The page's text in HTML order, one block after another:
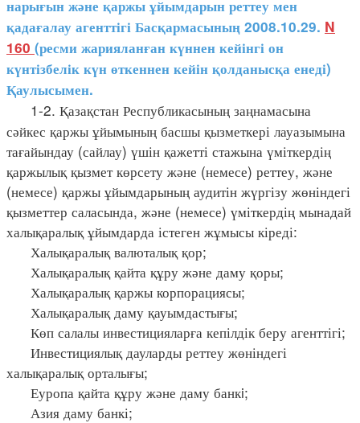
нарығын және қаржы ұйымдарын реттеу мен
қадағалау агенттігі Басқармасының 2008.10.29. N
160 (ресми жарияланған күннен кейінгі он
күнтізбелік күн өткеннен кейін қолданысқа енеді)
Қаулысымен.
1-2. Қазақстан Республикасының заңнамасына
сәйкес қаржы ұйымының басшы қызметкері лауазымына
тағайындау (сайлау) үшін қажетті стажына үміткердің
қаржылық қызмет көрсету және (немесе) реттеу, және
(немесе) қаржы ұйымдарының аудитін жүргізу жөніндегі
қызметтер саласында, және (немесе) үміткердің мынадай
халықаралық ұйымдарда істеген жұмысы кіреді:
Халықаралық валюталық қор;
Халықаралық қайта құру және даму қоры;
Халықаралық қаржы корпорациясы;
Халықаралық даму қауымдастығы;
Көп салалы инвестицияларға кепілдік беру агенттігі;
Инвестициялық дауларды реттеу жөніндегі
халықаралық орталығы;
Еуропа қайта құру және даму банкi;
Азия даму банкі;